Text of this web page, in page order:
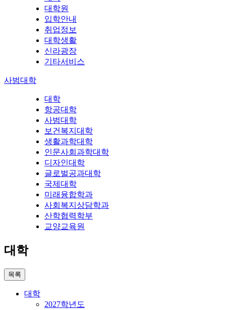
대학원
입학안내
취업정보
대학생활
신라광장
기타서비스
사범대학
대학
항공대학
사범대학
보건복지대학
생활과학대학
인문사회과학대학
디자인대학
글로벌공과대학
국제대학
미래융합학과
사회복지상담학과
산학협력학부
교양교육원
대학
목록
대학
2027학년도